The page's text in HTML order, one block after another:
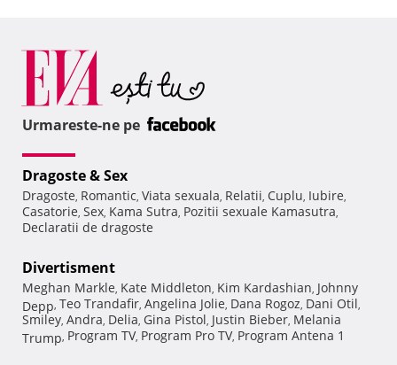
Urmareste-ne pe
Dragoste & Sex
Dragoste, Romantic, Viata sexuala, Relatii, Cuplu, Iubire,
Casatorie, Sex, Kama Sutra, Pozitii sexuale Kamasutra,
Declaratii de dragoste
Divertisment
Meghan Markle, Kate Middleton, Kim Kardashian, Johnny
Depp, Teo Trandafir, Angelina Jolie, Dana Rogoz, Dani Otil,
Smiley, Andra, Delia, Gina Pistol, Justin Bieber, Melania
Trump, Program TV, Program Pro TV, Program Antena 1